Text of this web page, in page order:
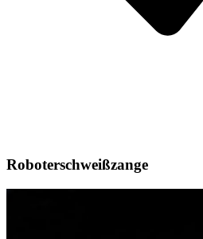
Roboterschweißzange